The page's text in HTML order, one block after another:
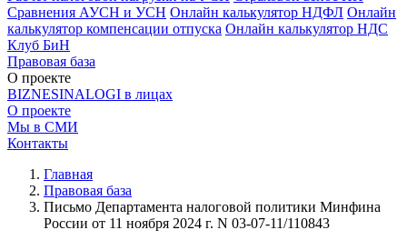
Сравнения АУСН и УСН Онлайн калькулятор НДФЛ Онлайн
калькулятор компенсации отпуска Онлайн калькулятор НДС
Клуб БиН
Правовая база
О проекте
BIZNESINALOGI в лицах
О проекте
Мы в СМИ
Контакты
Главная
Правовая база
Письмо Департамента налоговой политики Минфина
России от 11 ноября 2024 г. N 03-07-11/110843